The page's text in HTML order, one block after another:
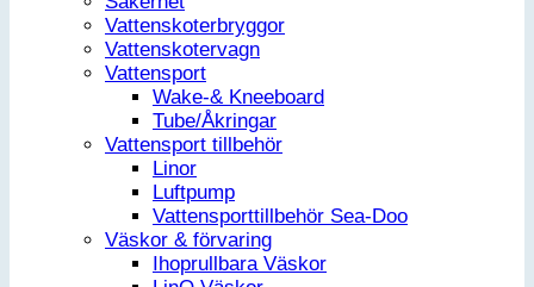
Vattenskoterbryggor
Vattenskotervagn
Vattensport
Wake-& Kneeboard
Tube/Åkringar
Vattensport tillbehör
Linor
Luftpump
Vattensporttillbehör Sea-Doo
Väskor & förvaring
Ihoprullbara Väskor